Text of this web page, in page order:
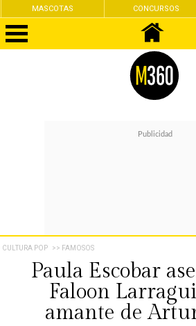
MASCOTAS CONCURSOS
CULTURA POP >> FAMOSOS
Paula Escobar
Faloon
amante de